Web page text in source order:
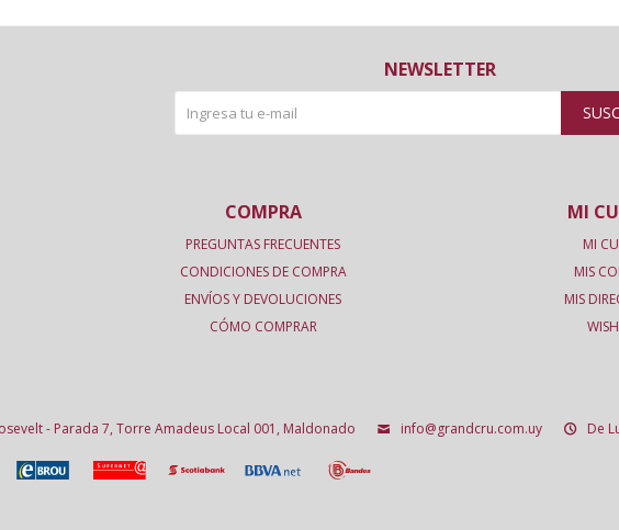
NEWSLETTER
- Parada 7, Torre Amadeus Local 001, Maldonado info@grandcru.com.uy De
COMPRA
PREGUNTAS FRECUENTES
CONDICIONES DE COMPRA
ENVÍOS Y DEVOLUCIONES
CÓMO COMPRAR
MI
MI
MIS
MIS